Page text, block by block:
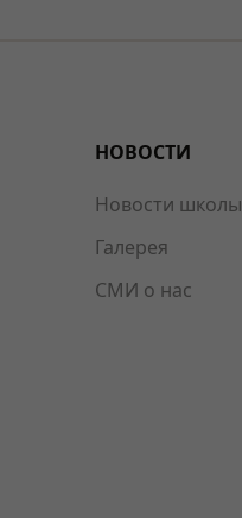
НОВОСТИ
Новости школы
Галерея
СМИ о нас